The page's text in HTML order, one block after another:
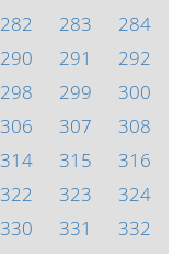
282 283
284
290 291
292
298 299
300
306 307
308
314 315
316
322 323
324
330 331
332